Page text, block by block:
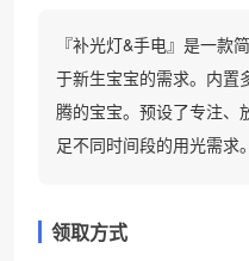
『补光灯&手电』是一款
于新生宝宝的需求。内置
腾的宝宝。预设了专注、
足不同时间段的用光需求。
领取方式